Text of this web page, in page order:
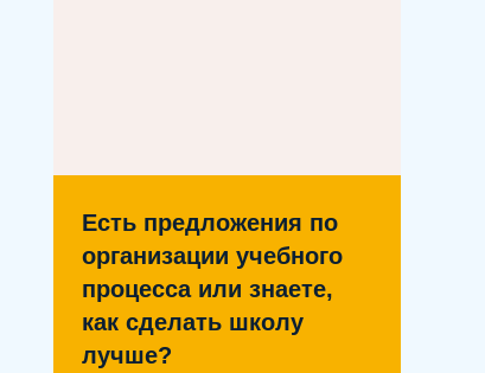
Есть предложения по
организации учебного
процесса или знаете,
как сделать школу
лучше?